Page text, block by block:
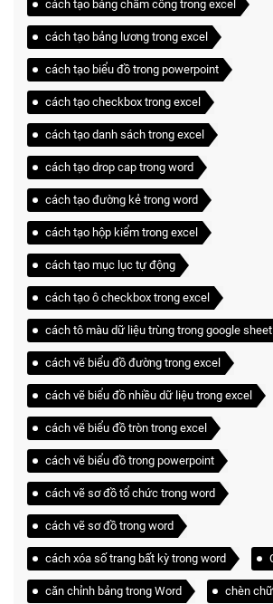
cách tạo bảng chấm công trong excel
cách tạo bảng lương trong excel
cách tạo biểu đồ trong powerpoint
cách tạo checkbox trong excel
cách tạo danh sách trong excel
cách tạo drop cap trong word
cách tạo đường kẻ trong word
cách tạo hộp kiểm trong excel
cách tạo mục lục tự động
cách tạo ô checkbox trong excel
cách tô màu dữ liệu trùng trong google sheet
cách vẽ biểu đồ đường trong excel
cách vẽ biểu đồ nhiều dữ liệu trong excel
cách vẽ biểu đồ tròn trong excel
cách vẽ biểu đồ trong powerpoint
cách vẽ sơ đồ tổ chức trong word
cách vẽ sơ đồ trong word
cách xóa số trang bất kỳ trong word
căn chỉnh bảng trong Word chèn